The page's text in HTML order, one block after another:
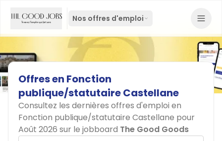
Nos offres d'emploi
Offresen Fonction
publique/statutaireCastellane
Consultez les dernières offres d'emploi en
Fonction publique/statutaire Castellane pour
Août 2026 sur le jobboard The Good Goods
Rechercher par job, mot-clé ou entreprise